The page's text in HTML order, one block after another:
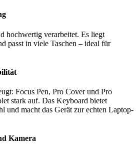
hochwertig verarbeitet. Es liegt
passt in viele Taschen – ideal für
Focus Pen, Pro Cover und Pro
stark auf. Das Keyboard bietet
und macht das Gerät zur echten Laptop-
Kamera